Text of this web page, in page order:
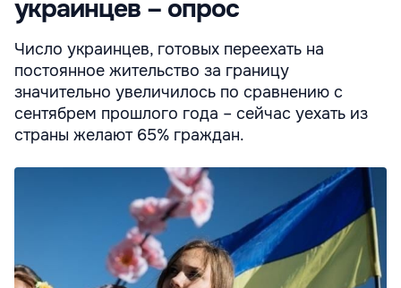
украинцев – опрос
Число украинцев, готовых переехать на
постоянное жительство за границу
значительно увеличилось по сравнению с
сентябрем прошлого года – сейчас уехать из
страны желают 65% граждан.